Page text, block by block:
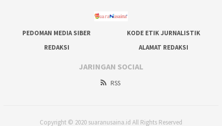
PEDOMAN MEDIA SIBER
KODE ETIK JURNALISTIK
REDAKSI
ALAMAT REDAKSI
JARINGAN SOCIAL
RSS
Copyright © 2020 suaranusaina.id All Rights Reserved